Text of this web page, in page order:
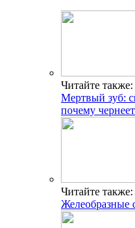
Читайте также:
Мертвый зуб:
почему
Читайте также:
Желеобразные